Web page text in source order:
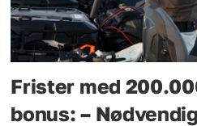
Frister med
bonus: – Nødvendig